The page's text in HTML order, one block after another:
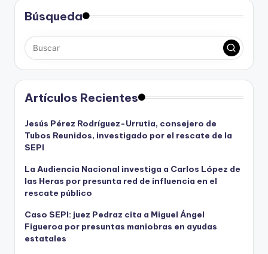
Búsqueda
Artículos Recientes
Jesús Pérez Rodríguez-Urrutia, consejero de
Tubos Reunidos, investigado por el rescate de la
SEPI
La Audiencia Nacional investiga a Carlos López de
las Heras por presunta red de influencia en el
rescate público
Caso SEPI: juez Pedraz cita a Miguel Ángel
Figueroa por presuntas maniobras en ayudas
estatales